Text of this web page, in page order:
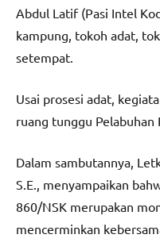
Abdul Latif (Pasi Intel
kampung, tokoh adat,
setempat.
Usai prosesi adat,
ruang tunggu Pelabuhan
Dalam sambutannya,
S.E., menyampaikan
860/NSK merupakan
mencerminkan